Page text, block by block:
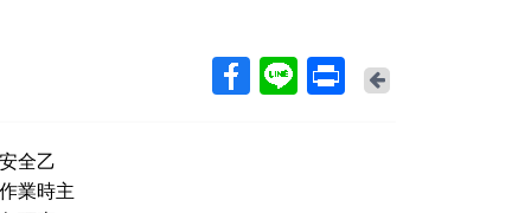
Back
全乙
業時主